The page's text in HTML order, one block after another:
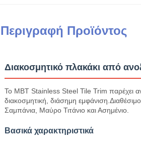
Περιγραφή Προϊόντος
Διακοσμητικό πλακάκι από
Το MBT Stainless Steel Tile Trim παρέχει
διακοσμητική, διάσημη
Σαμπάνια, Μαύρο Τιτάνιο και Ασημένιο.
Βασικά χαρακτηριστικά